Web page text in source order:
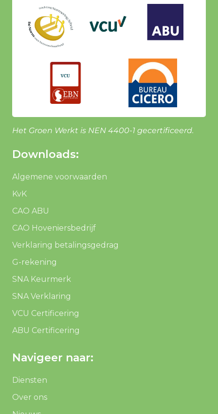
Het Groen Werkt is NEN 4400-1 gecertificeerd.
Downloads:
Algemene voorwaarden
KvK
CAO ABU
CAO Hoveniersbedrijf
Verklaring betalingsgedrag
G-rekening
SNA Keurmerk
SNA Verklaring
VCU Certificering
ABU Certificering
Navigeer naar:
Diensten
Over ons